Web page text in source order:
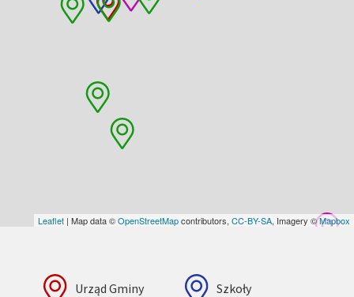
Leaflet | Map data ©OpenStreetMapcontributors, CC-BY-SA, Imagery ©Mapbox
Urząd Gminy Szkoły